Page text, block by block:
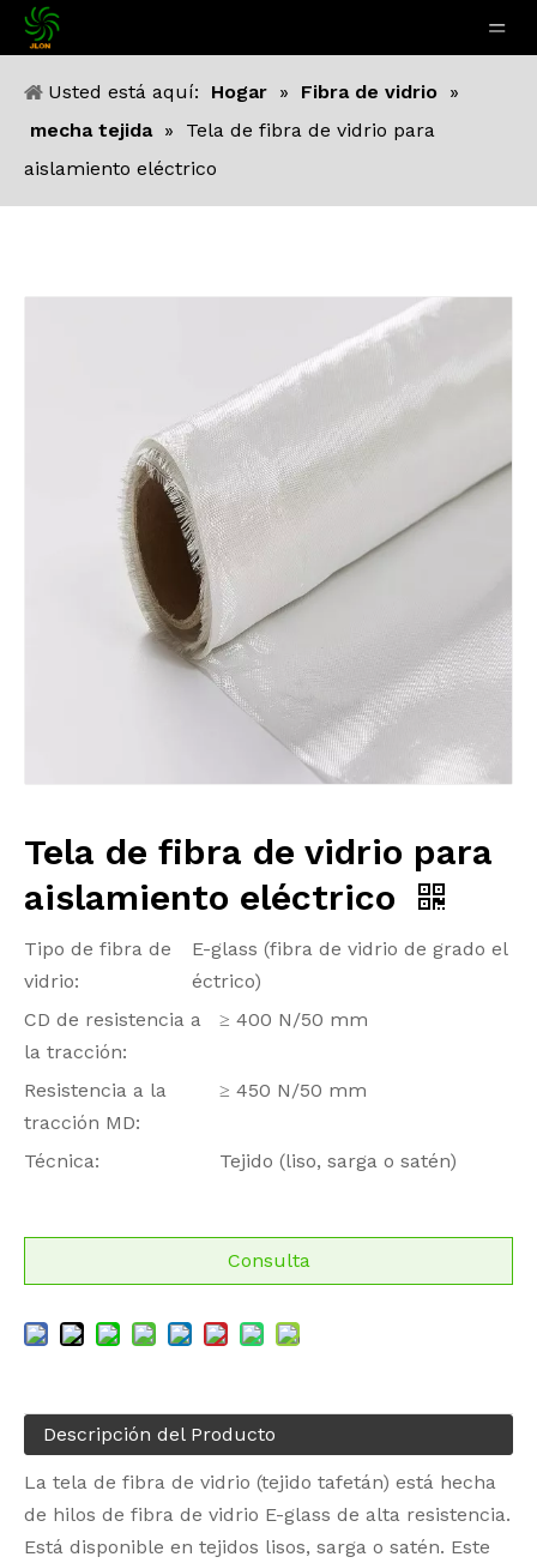
Usted está aquí: Hogar » Fibra de vidrio »
mecha tejida »
Tela de fibra de vidrio para
aislamiento eléctrico
Tela de fibra de vidrio para
aislamiento eléctrico
Tipo de fibra de
vidrio:
E-glass (fibra de vidrio de grado el
éctrico)
CD de resistencia a
la tracción:
≥ 400 N/50 mm
Resistencia a la
tracción MD:
≥ 450 N/50 mm
Técnica: Tejido (liso, sarga o satén)
Consulta
Descripción del Producto
La tela de fibra de vidrio (tejido tafetán) está hecha
de hilos de fibra de vidrio E-glass de alta resistencia.
Está disponible en tejidos lisos, sarga o satén. Este